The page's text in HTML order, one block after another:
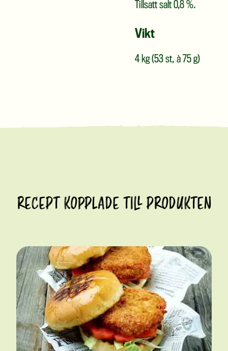
Tillsatt salt 0,8 %.
Vikt
4 kg (53 st, à 75 g)
RECEPT KOPPLADE TILL PRODUKTEN